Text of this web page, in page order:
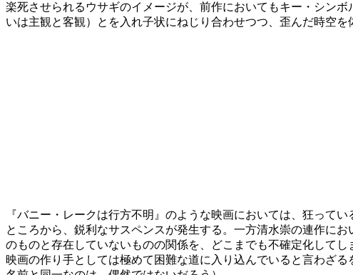
楽死させられるウサギのイメージが、前作においてもキー・シン
いは主観と客観）とを入れ子状にねじり合わせつつ、歪んだ時空を
『バニー・レークは行方不明』のような映画においては、狂って
ところから、鋭利なサスペンスが発生する。一方清水崇の連作に
のものと存在していないものの関係を、どこまでも不確定化して
映画の作り手としては極めて困難な道に入り込んでいると言わざ